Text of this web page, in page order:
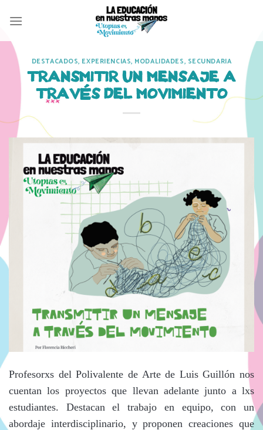
DESTACADOS, EXPERIENCIAS, MODALIDADES, SECUNDARIA
TRANSMITIR UN MENSAJE A
TRAVÉS DEL MOVIMIENTO
Profesorxs del Polivalente de Arte de Luis Guillón nos
cuentan los proyectos que llevan adelante junto a lxs
estudiantes. Destacan el trabajo en equipo, con un
abordaje interdisciplinario, y proponen creaciones que